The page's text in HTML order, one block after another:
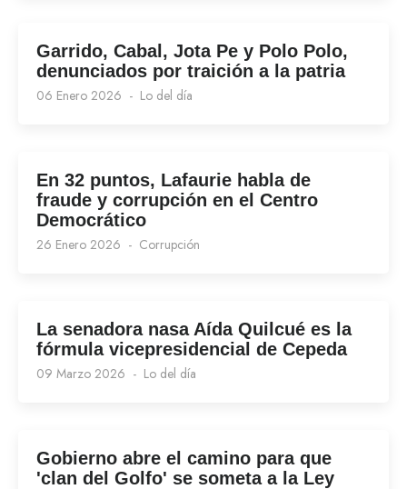
Garrido, Cabal, Jota Pe y Polo Polo,
denunciados por traición a la patria
06 Enero 2026 Lo del día
En 32 puntos, Lafaurie habla de
fraude y corrupción en el Centro
Democrático
26 Enero 2026 Corrupción
La senadora nasa Aída Quilcué es la
fórmula vicepresidencial de Cepeda
09 Marzo 2026 Lo del día
Gobierno abre el camino para que
'clan del Golfo' se someta a la Ley